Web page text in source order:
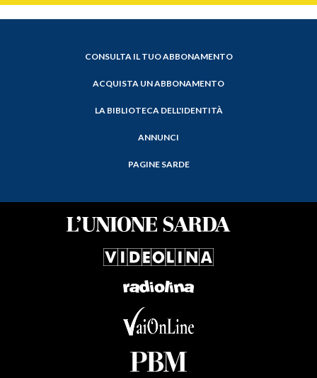
CONSULTA IL TUO ABBONAMENTO
ACQUISTA UN ABBONAMENTO
LA BIBLIOTECA DELL'IDENTITÀ
ANNUNCI
PAGINE SARDE